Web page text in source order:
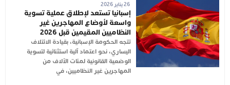
26 يناير 2026
إسبانيا تستعد لإطلاق عملية تسوية
واسعة لأوضاع المهاجرين غير
النظاميين المقيمين قبل 2026
تتجه الحكومة الإسبانية، بقيادة الائتلاف
اليساري، نحو اعتماد آلية استثنائية لتسوية
الوضعية القانونية لمئات الآلاف من
المهاجرين غير النظاميين، في